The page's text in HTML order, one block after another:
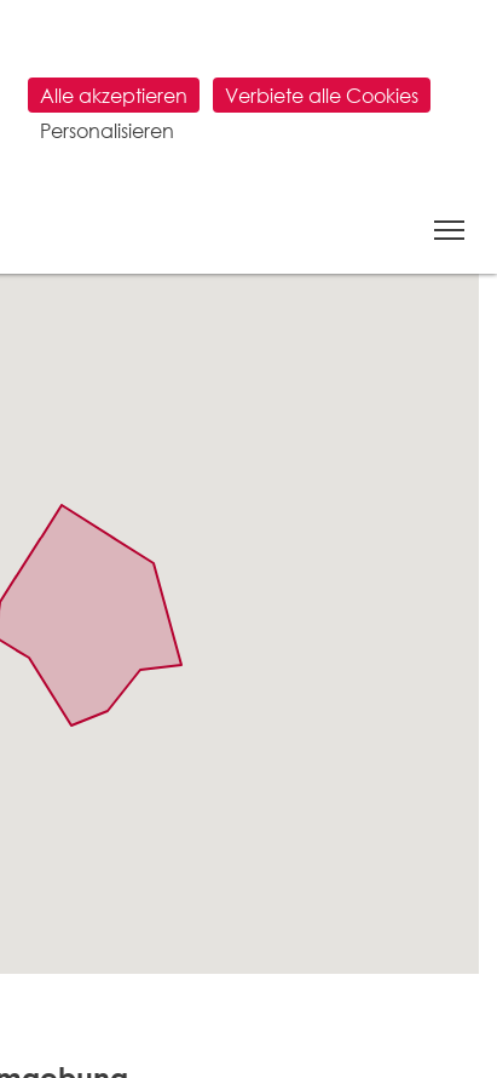
Alle akzeptieren
Verbiete alle Cookies
Personalisieren